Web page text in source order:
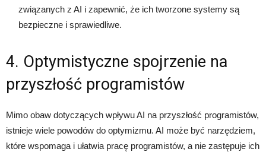
związanych z AI i zapewnić, że ich tworzone systemy są
bezpieczne i sprawiedliwe.
4. Optymistyczne spojrzenie na
przyszłość programistów
Mimo obaw dotyczących wpływu AI na przyszłość programistów,
istnieje wiele powodów do optymizmu. AI może być narzędziem,
które wspomaga i ułatwia pracę programistów, a nie zastępuje ich